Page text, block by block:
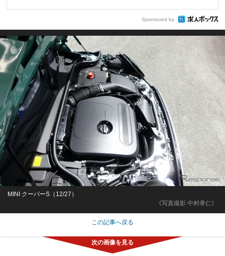
Sponsored by
《写真撮影 中村孝仁》
MINI クーパーS（12/27）
この記事へ戻る